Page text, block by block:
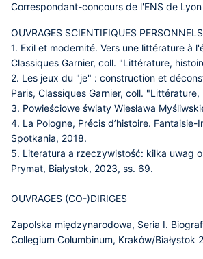
Correspondant-concours de l'ENS de
OUVRAGES SCIENTIFIQUES PERSONNELS
1. Exil et modernité. Vers une littérature à
Classiques Garnier, coll. "Littérature,
2. Les jeux du "je" : construction et
Paris, Classiques Garnier, coll.
3. Powieściowe światy Wiesława
4. La Pologne, Précis d’histoire.
Spotkania, 2018.
5. Literatura a rzeczywistość: kilka uwag
Prymat, Białystok, 2023, ss. 69.
OUVRAGES (CO-)DIRIGES
Zapolska międzynarodowa, Seria I.
Collegium Columbinum, Kraków/Białystok